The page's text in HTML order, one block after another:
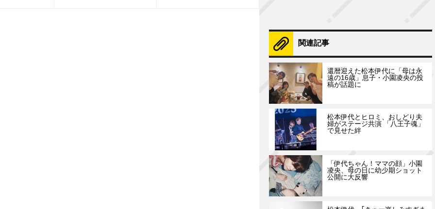
関連記事
還暦迎えた松本伊代に「母は永
遠の16歳」息子・小園凌央の投
稿が話題に
松本伊代とヒロミ、おしどり夫
婦がステージ共演 「八王子魂」
で見せた絆
「伊代ちゃん！ママの顔」小園
凌央、母の日に幼少期ショット
公開に大反響